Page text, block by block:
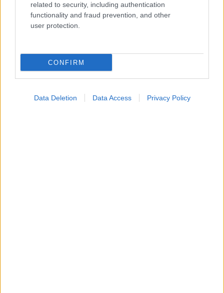
related to security, including authentication
functionality and fraud prevention, and other
user protection.
CONFIRM
Data Deletion Data Access Privacy Policy